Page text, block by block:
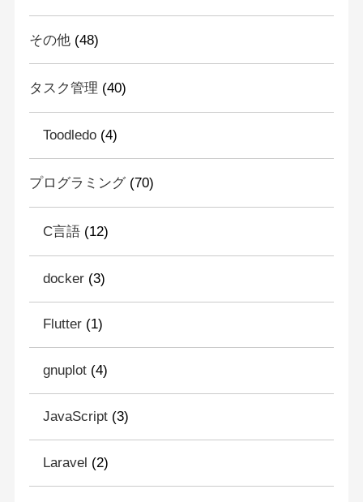
その他(48)
タスク管理 (40)
Toodledo(4)
プログラミング(70)
C言語(12)
docker(3)
Flutter(1)
gnuplot(4)
JavaScript(3)
Laravel (2)